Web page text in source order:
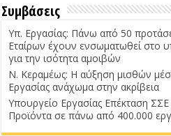
Συμβάσεις
Υπ. Εργασίας: Πάνω από 50
Εταίρων έχουν ενσωματωθεί στο
για την ισότητα αμοιβών
Ν. Κεραμέως: Η αύξηση μισθών
Εργασίας ανάχωμα στην ακρίβεια
Υπουργείο Εργασίας Επέκταση
Προϊόντα σε πάνω από 400.000